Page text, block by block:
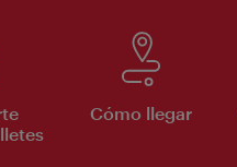
Cómo llegar